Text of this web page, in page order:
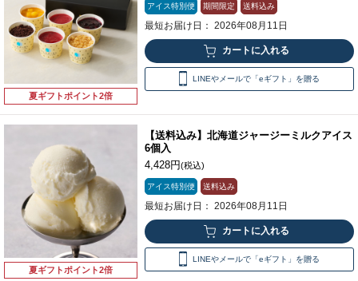
夏ギフトポイント2倍
アイス特別便 期間限定 送料込み
最短お届け日： 2026年08月11日
LINEやメールで「eギフト」を贈る
夏ギフトポイント2倍
【送料込み】北海道ジャージーミルクアイス
6個入
4,428円(税込)
アイス特別便 送料込み
最短お届け日： 2026年08月11日
LINEやメールで「eギフト」を贈る